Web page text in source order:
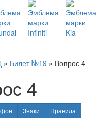
» Билет №19 » Вопрос 4
4
Знаки
Правила